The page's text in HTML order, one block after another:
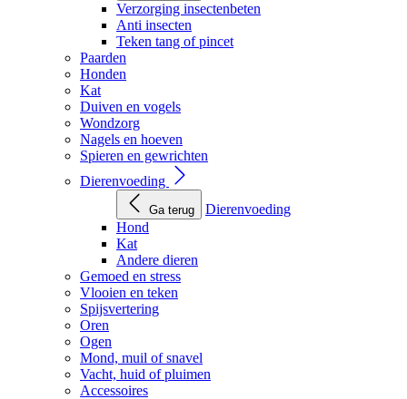
Verzorging insectenbeten
Anti insecten
Teken tang of pincet
Paarden
Honden
Kat
Duiven en vogels
Wondzorg
Nagels en hoeven
Spieren en gewrichten
Dierenvoeding
Ga terug
Dierenvoeding
Hond
Kat
Andere dieren
Gemoed en stress
Vlooien en teken
Spijsvertering
Oren
Ogen
Mond, muil of snavel
Vacht, huid of pluimen
Accessoires